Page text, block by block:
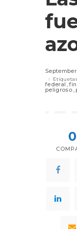
Etiquetas
federal
peligroso
0